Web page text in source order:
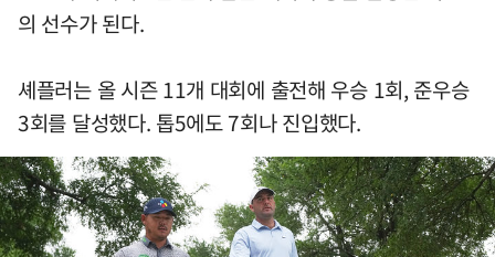
의 선수가 된다.
셰플러는 올 시즌 11개 대회에 출전해 우승 1회, 준우승
3회를 달성했다. 톱5에도 7회나 진입했다.